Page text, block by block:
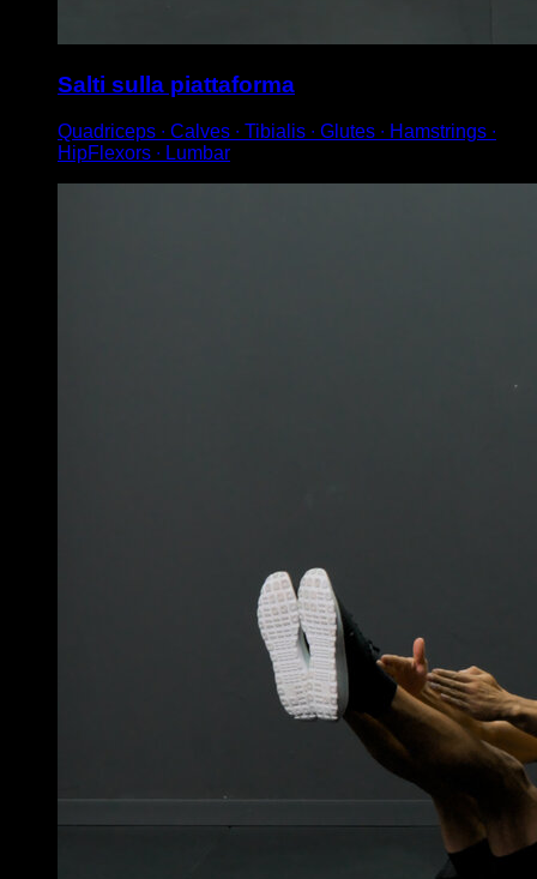
Salti sulla piattaforma
Quadriceps ∙ Calves ∙ Tibialis ∙ Glutes ∙ Hamstrings ∙
HipFlexors ∙ Lumbar